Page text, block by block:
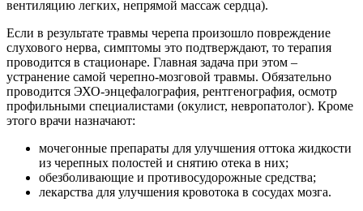
вентиляцию легких, непрямой массаж сердца).
Если в результате травмы черепа произошло повреждение
слухового нерва, симптомы это подтверждают, то терапия
проводится в стационаре. Главная задача при этом –
устранение самой черепно-мозговой травмы. Обязательно
проводится ЭХО-энцефалография, рентгенография, осмотр
профильными специалистами (окулист, невропатолог). Кроме
этого врачи назначают:
мочегонные препараты для улучшения оттока жидкости
из черепных полостей и снятию отека в них;
обезболивающие и противосудорожные средства;
лекарства для улучшения кровотока в сосудах мозга.